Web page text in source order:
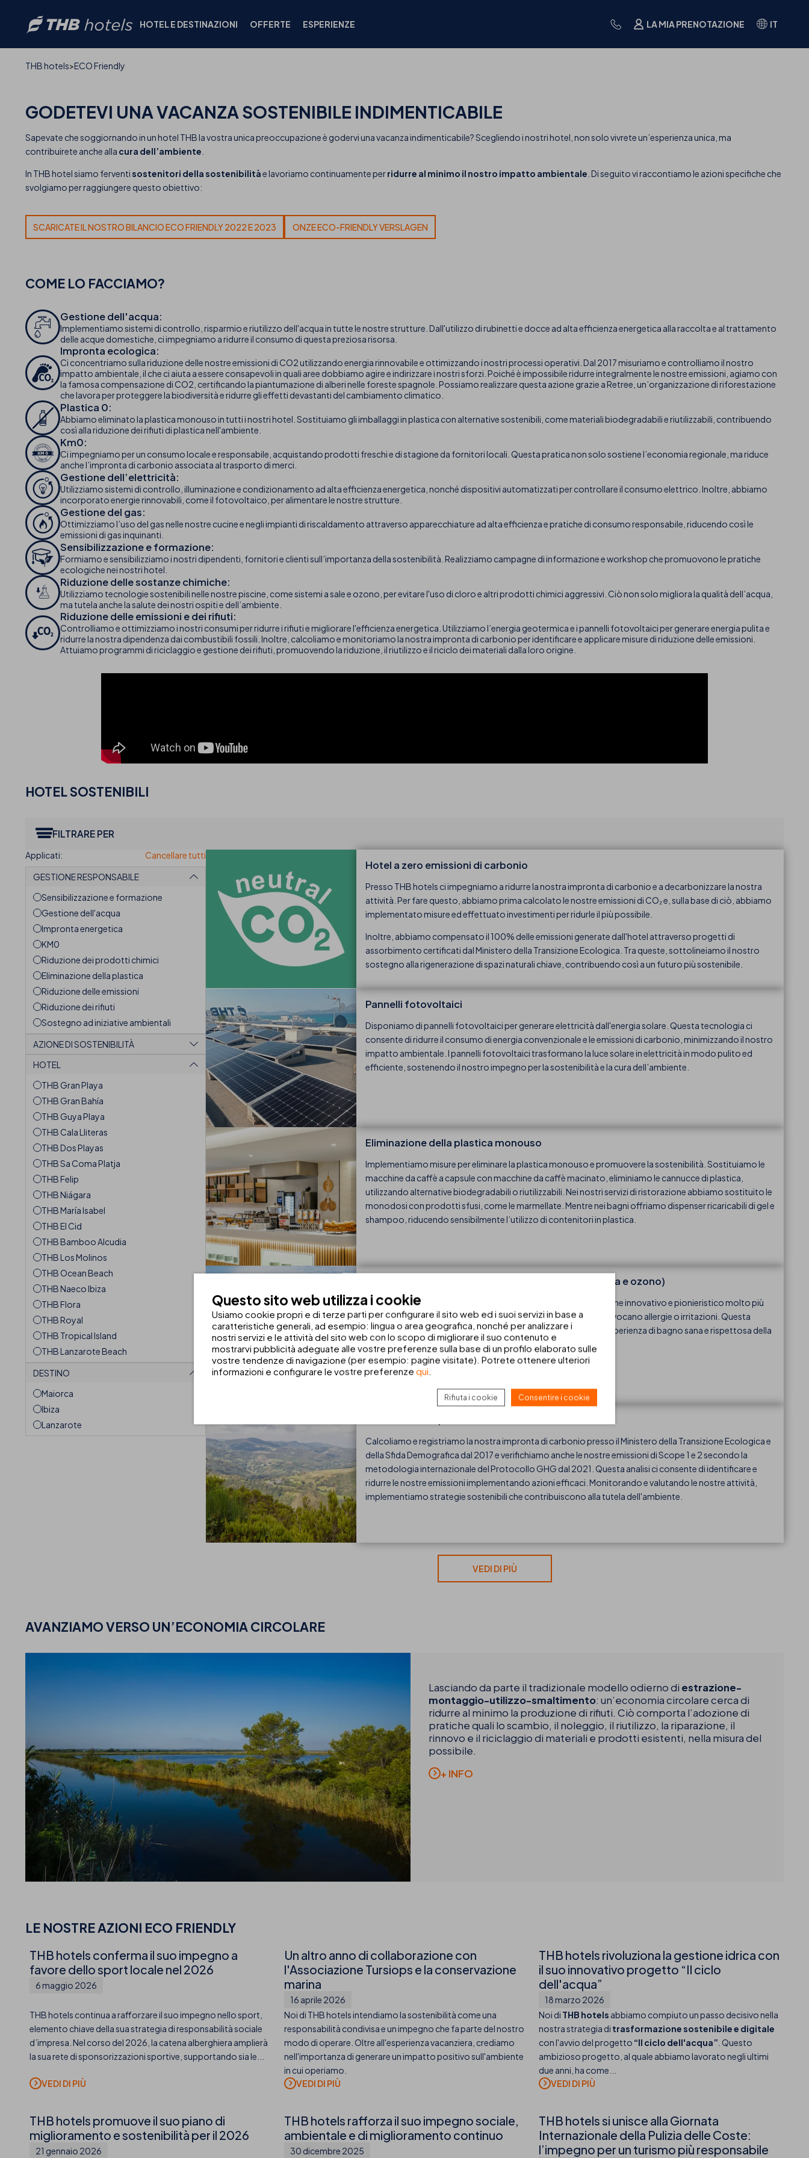
HOTEL E DESTINAZIONI OFFERTE ESPERIENZE LA MIA PRENOTAZIONE IT
THB hotels ECO Friendly
GODETEVI UNA VACANZA SOSTENIBILE INDIMENTICABILE
Sapevate che soggiornando in un hotel THB la vostra unica preoccupazione è godervi una vacanza indimenticabile? Scegliendo i nostri hotel, non solo vivrete un’esperienza unica, ma
contribuirete anche alla cura dell’ambiente
In THB hotel siamo ferventi sostenitori della sostenibilitàe lavoriamo continuamente perridurre al minimo il nostro impatto ambientale . Di seguito vi raccontiamo le azioni specifiche che
svolgiamo per raggiungere questo obiettivo:
SCARICATE IL NOSTRO BILANCIO ECO FRIENDLY 2022 E 2023 ONZE ECO-FRIENDLY VERSLAGEN
COME LO FACCIAMO?
Gestione dell'acqua:
Implementiamo sistemi di controllo, risparmio e riutilizzo dell'acqua in tutte le nostre strutture. Dall'utilizzo di rubinetti e docce ad alta efficienza energetica alla raccolta e al trattamento
delle acque domestiche, ci impegniamo a ridurre il consumo di questa preziosa risorsa.
Impronta ecologica:
Ci concentriamo sulla riduzione delle nostre emissioni di CO2 utilizzando energia rinnovabile e ottimizzando i nostri processi operativi. Dal 2017 misuriamo e controlliamo il nostro
impatto ambientale, il che ci aiuta a essere consapevoli in quali aree dobbiamo agire e indirizzare i nostri sforzi. Poiché è impossibile ridurre integralmente le nostre emissioni, agiamo con
la famosa compensazione di CO2, certificando la piantumazione di alberi nelle foreste spagnole. Possiamo realizzare questa azione grazie a Retree, un’organizzazione di riforestazione
che lavora per proteggere la biodiversità e ridurre gli effetti devastanti del cambiamento climatico.
Plastica 0:
Abbiamo eliminato la plastica monouso in tutti i nostri hotel. Sostituiamo gli imballaggi in plastica con alternative sostenibili, come materiali biodegradabili e riutilizzabili, contribuendo
così alla riduzione dei rifiuti di plastica nell'ambiente.
Km0:
Ci impegniamo per un consumo locale e responsabile, acquistando prodotti freschi e di stagione da fornitori locali. Questa pratica non solo sostiene l’economia regionale, ma riduce
anche l’impronta di carbonio associata al trasporto di merci.
Gestione dell’elettricità:
Utilizziamo sistemi di controllo, illuminazione e condizionamento ad alta efficienza energetica, nonché dispositivi automatizzati per controllare il consumo elettrico. Inoltre, abbiamo
incorporato energie rinnovabili, come il fotovoltaico, per alimentare le nostre strutture.
Gestione del gas:
Ottimizziamo l’uso del gas nelle nostre cucine e negli impianti di riscaldamento attraverso apparecchiature ad alta efficienza e pratiche di consumo responsabile, riducendo così le
emissioni di gas inquinanti.
Sensibilizzazione e formazione:
Formiamo e sensibilizziamo i nostri dipendenti, fornitori e clienti sull’importanza della sostenibilità. Realizziamo campagne di informazione e workshop che promuovono le pratiche
ecologiche nei nostri hotel.
Riduzione delle sostanze chimiche:
Utilizziamo tecnologie sostenibili nelle nostre piscine, come sistemi a sale e ozono, per evitare l'uso di cloro e altri prodotti chimici aggressivi. Ciò non solo migliora la qualità dell’acqua,
ma tutela anche la salute dei nostri ospiti e dell’ambiente.
Riduzione delle emissioni e dei rifiuti:
Controlliamo e ottimizziamo i nostri consumi per ridurre i rifiuti e migliorare l'efficienza energetica. Utilizziamo l’energia geotermica e i pannelli fotovoltaici per generare energia pulita e
ridurre la nostra dipendenza dai combustibili fossili. Inoltre, calcoliamo e monitoriamo la nostra impronta di carbonio per identificare e applicare misure di riduzione delle emissioni.
Attuiamo programmi di riciclaggio e gestione dei rifiuti, promuovendo la riduzione, il riutilizzo e il riciclo dei materiali dalla loro origine.
HOTEL SOSTENIBILI
FILTRARE PER
GESTIONE RESPONSABILE
Sensibilizzazione e formazione
Gestione dell'acqua
Impronta energetica
KM0
Riduzione dei prodotti chimici
Eliminazione della plastica
Riduzione delle emissioni
Riduzione dei rifiuti
Sostegno ad iniziative ambientali
AZIONE DI SOSTENIBILITÀ
HOTEL
THB Gran Playa
THB Gran Bahía
THB Guya Playa
THB Cala Lliteras
THB Dos Playas
THB Sa Coma Platja
THB Felip
THB Niágara
THB María Isabel
THB El Cid
THB Bamboo Alcudia
THB Los Molinos
THB Ocean Beach
THB Naeco Ibiza
THB Flora
THB Royal
THB Tropical Island
THB Lanzarote Beach
DESTINO
Maiorca
Ibiza
Lanzarote
Hotel a zero emissioni di carbonio
Presso THB hotels ci impegniamo a ridurre la nostra impronta di carbonio e a decarbonizzare la nostra
attività. Per fare questo, abbiamo prima calcolato le nostre emissioni di CO₂ e, sulla base di ciò, abbiamo
implementato misure ed effettuato investimenti per ridurle il più possibile.
Inoltre, abbiamo compensato il 100% delle emissioni generate dall'hotel attraverso progetti di
assorbimento certificati dal Ministero della Transizione Ecologica. Tra queste, sottolineiamo il nostro
sostegno alla rigenerazione di spazi naturali chiave, contribuendo così a un futuro più sostenibile.
Pannelli fotovoltaici
Disponiamo di pannelli fotovoltaici per generare elettricità dall'energia solare. Questa tecnologia ci
consente di ridurre il consumo di energia convenzionale e le emissioni di carbonio, minimizzando il nostro
impatto ambientale. I pannelli fotovoltaici trasformano la luce solare in elettricità in modo pulito ed
efficiente, sostenendo il nostro impegno per la sostenibilità e la cura dell’ambiente.
Eliminazione della plastica monouso
Implementiamo misure per eliminare la plastica monouso e promuovere la sostenibilità. Sostituiamo le
macchine da caffè a capsule con macchine da caffè macinato, eliminiamo le cannucce di plastica,
utilizzando alternative biodegradabili o riutilizzabili. Nei nostri servizi di ristorazione abbiamo sostituito le
monodosi con prodotti sfusi, come le marmellate. Mentre nei bagni offriamo dispenser ricaricabili di gel e
shampoo, riducendo sensibilmente l’utilizzo di contenitori in plastica.
Piscine con trattamento combinato (elettrolisi salina e ozono)
Le nostre piscine sono trattate con un trattamento di disinfezione innovativo e pionieristico molto più
sostenibile, ecologico e naturale: non generano rifiuti e non provocano allergie o irritazioni. Questa
scelta rafforza il nostro impegno per l'ambiente, offrendo un'esperienza di bagno sana e rispettosa della
natura eliminando l'uso di sostanze chimiche, come il cloro.
Calcoliamo e registriamo la nostra impronta di carbonio presso il Ministero della Transizione Ecologica e
della Sfida Demografica dal 2017 e verifichiamo anche le nostre emissioni di Scope 1 e 2 secondo la
metodologia internazionale del Protocollo GHG dal 2021. Questa analisi ci consente di identificare e
ridurre le nostre emissioni implementando azioni efficaci. Monitorando e valutando le nostre attività,
implementiamo strategie sostenibili che contribuiscono alla tutela dell'ambiente.
VEDI DI PIÙ
AVANZIAMO VERSO UN’ECONOMIA CIRCOLARE
Lasciando da parte il tradizionale modello odierno di estrazione-
montaggio-utilizzo-smaltimento: un’economia circolare cerca di
ridurre al minimo la produzione di rifiuti. Ciò comporta l’adozione di
pratiche quali lo scambio, il noleggio, il riutilizzo, la riparazione, il
rinnovo e il riciclaggio di materiali e prodotti esistenti, nella misura del
possibile.
+ INFO
LE NOSTRE AZIONI ECO FRIENDLY
THB hotels conferma il suo impegno a
favore dello sport locale nel 2026
6 maggio 2026
THB hotels continua a rafforzare il suo impegno nello sport,
elemento chiave della sua strategia di responsabilità sociale
d’impresa. Nel corso del 2026, la catena alberghiera amplierà
la sua rete di sponsorizzazioni sportive, supportando sia le...
Un altro anno di collaborazione con
l'Associazione Tursiops e la conservazione
marina
16 aprile 2026
Noi di THB hotels intendiamo la sostenibilità come una
responsabilità condivisa e un impegno che fa parte del nostro
modo di operare. Oltre all'esperienza vacanziera, crediamo
nell'importanza di generare un impatto positivo sull'ambiente
in cui operiamo.
THB hotels rivoluziona la gestione idrica con
il suo innovativo progetto “Il ciclo
dell'acqua”
18 marzo 2026
Noi di THB hotels abbiamo compiuto un passo decisivo nella
nostra strategia di trasformazione sostenibile e digitale
con l'avvio del progetto “Il ciclo dell'acqua” . Questo
ambizioso progetto, al quale abbiamo lavorato negli ultimi
due anni, ha come...
THB hotels promuove il suo piano di
miglioramento e sostenibilità per il 2026
21 gennaio 2026
THB hotels rafforza il suo impegno sociale,
ambientale e di miglioramento continuo
30 dicembre 2025
THB hotels si unisce alla Giornata
Internazionale della Pulizia delle Coste:
l’impegno per un turismo più responsabile
Questo sito web utilizza i cookie
Usiamo cookie propri e di terze parti per configurare il sito web ed i suoi servizi in base a
caratteristiche generali, ad esempio: lingua o area geografica, nonché per analizzare i
nostri servizi e le attività del sito web con lo scopo di migliorare il suo contenuto e
mostrarvi pubblicità adeguate alle vostre preferenze sulla base di un profilo elaborato sulle
vostre tendenze di navigazione (per esempio: pagine visitate). Potrete ottenere ulteriori
informazioni e configurare le vostre preferenze qui
Rifiuta i cookie Consentire i cookie